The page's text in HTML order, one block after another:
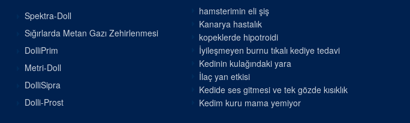
Spektra-Doll
Sığırlarda Metan Gazı Zehirlenmesi
DolliPrim
Metri-Doll
DolliSipra
Dolli-Prost
hamsterimin eli şiş
Kanarya hastalık
kopeklerde hipotroidi
İyileşmeyen burnu tıkalı kediye tedavi
Kedinin kulağındaki yara
İlaç yan etkisi
Kedide ses gitmesi ve tek gözde kısıklık
Kedim kuru mama yemiyor